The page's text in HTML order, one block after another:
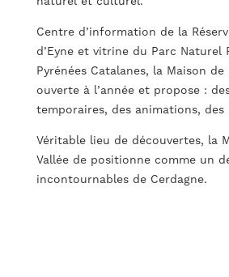
Centre d’information de la
d’Eyne et vitrine du Parc Naturel
Pyrénées Catalanes, la Maison de
ouverte à l’année et propose :
temporaires, des animations,
Véritable lieu de découvertes, la
Vallée de positionne comme un
incontournables de Cerdagne.